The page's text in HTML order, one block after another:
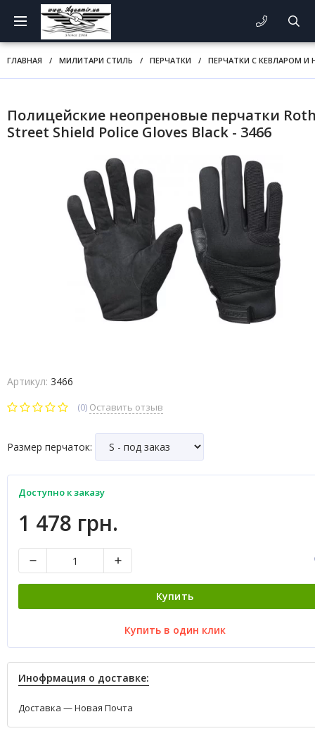
ГЛАВНАЯ / МИЛИТАРИ СТИЛЬ / ПЕРЧАТКИ / ПЕРЧАТКИ С КЕВЛАРОМ И
Полицейские неопреновые перчатки
Street Shield Police Gloves Black - 3466
Артикул: 3466
(0) Оставить отзыв
Размер перчаток:
Доступно к заказу
1 478 грн.
Купить
Купить в один клик
Инофрмация о доставке:
Доставка — Новая Почта